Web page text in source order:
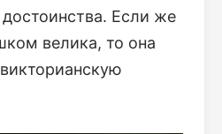
Если же
велика, то она